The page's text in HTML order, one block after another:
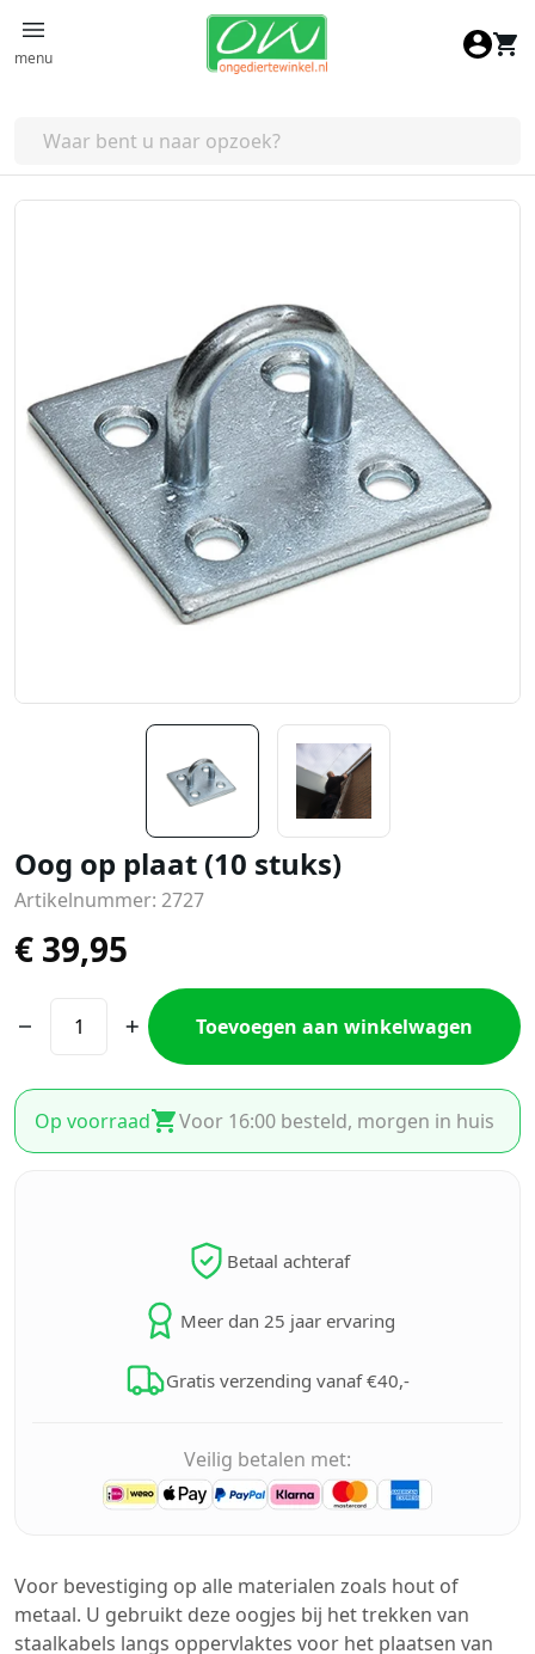
menu
Oog op plaat (10 stuks)
Artikelnummer: 2727
€ 39,95
Toevoegen aan winkelwagen
Op voorraad Voor 16:00 besteld, morgen in huis
Betaal achteraf
Meer dan 25 jaar ervaring
Gratis verzending vanaf €40,-
Veilig betalen met:
Voor bevestiging op alle materialen zoals hout of
metaal. U gebruikt deze oogjes bij het trekken van
staalkabels langs oppervlaktes voor het plaatsen van